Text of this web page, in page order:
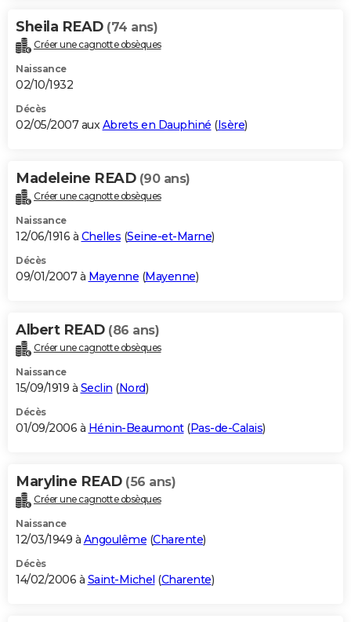
Sheila READ (74 ans)
Créer une cagnotte obsèques
Naissance
02/10/1932
Décès
02/05/2007 auxAbrets en Dauphiné (Isère)
Madeleine READ (90 ans)
Créer une cagnotte obsèques
Naissance
12/06/1916 à Chelles (Seine-et-Marne)
Décès
09/01/2007 à Mayenne (Mayenne)
Albert READ (86 ans)
Créer une cagnotte obsèques
Naissance
15/09/1919 à Seclin (Nord)
Décès
01/09/2006 à Hénin-Beaumont(Pas-de-Calais)
Maryline READ (56 ans)
Créer une cagnotte obsèques
Naissance
12/03/1949 à Angoulême (Charente)
Décès
14/02/2006 à Saint-Michel (Charente)